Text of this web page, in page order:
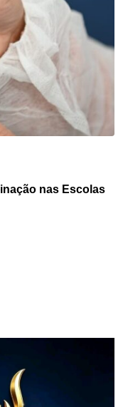
nas Escolas